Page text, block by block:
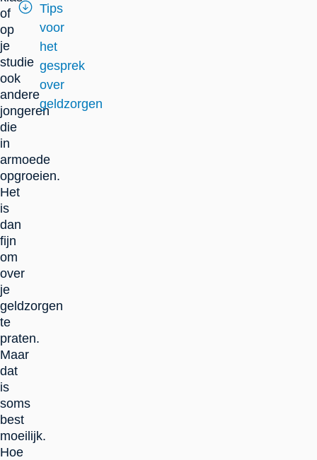
of
op
je
studie
ook
andere
jongeren
die
in
armoede
opgroeien.
Het
is
dan
fijn
om
over
je
geldzorgen
te
praten.
Maar
dat
is
soms
best
moeilijk.
Hoe
Tips
voor
het
gesprek
over
geldzorgen